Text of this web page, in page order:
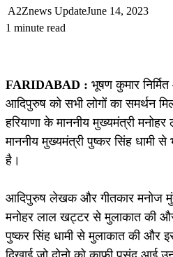
A2Znews UpdateJune 14, 2023
1 minute read
FARIDABAD : भूषण कुमार
आदिपुरुष को सभी लोगों का समर्थन
हरियाणा के माननीय मुख्यमंत्री
माननीय मुख्यमंत्री पुष्कर सिंह धामी
है।
आदिपुरुष लेखक और गीतकार मनोज
मनोहर लाल खट्टर से मुलाकात की
पुष्कर सिंह धामी से मुलाकात की और